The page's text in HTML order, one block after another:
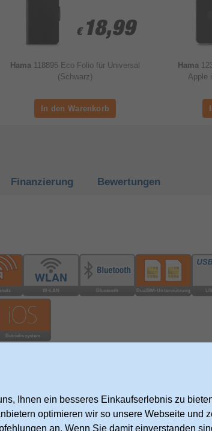
€ 18,99
€ 18,99
Hama 118895 Eco Folio für Universal
(Schwarz)
Hama
Apple
Finanzierung Bewertungen
48 MP Fusion Kamera. Porträts der
Speicher ab 256 GB
A19 Chip der neu­esten Gene­ra­tion. Für
Ihnen ein besseres Einkaufserlebnis zu
optimieren wir so unsere Webseite und
an. Wenn Sie damit einverstanden